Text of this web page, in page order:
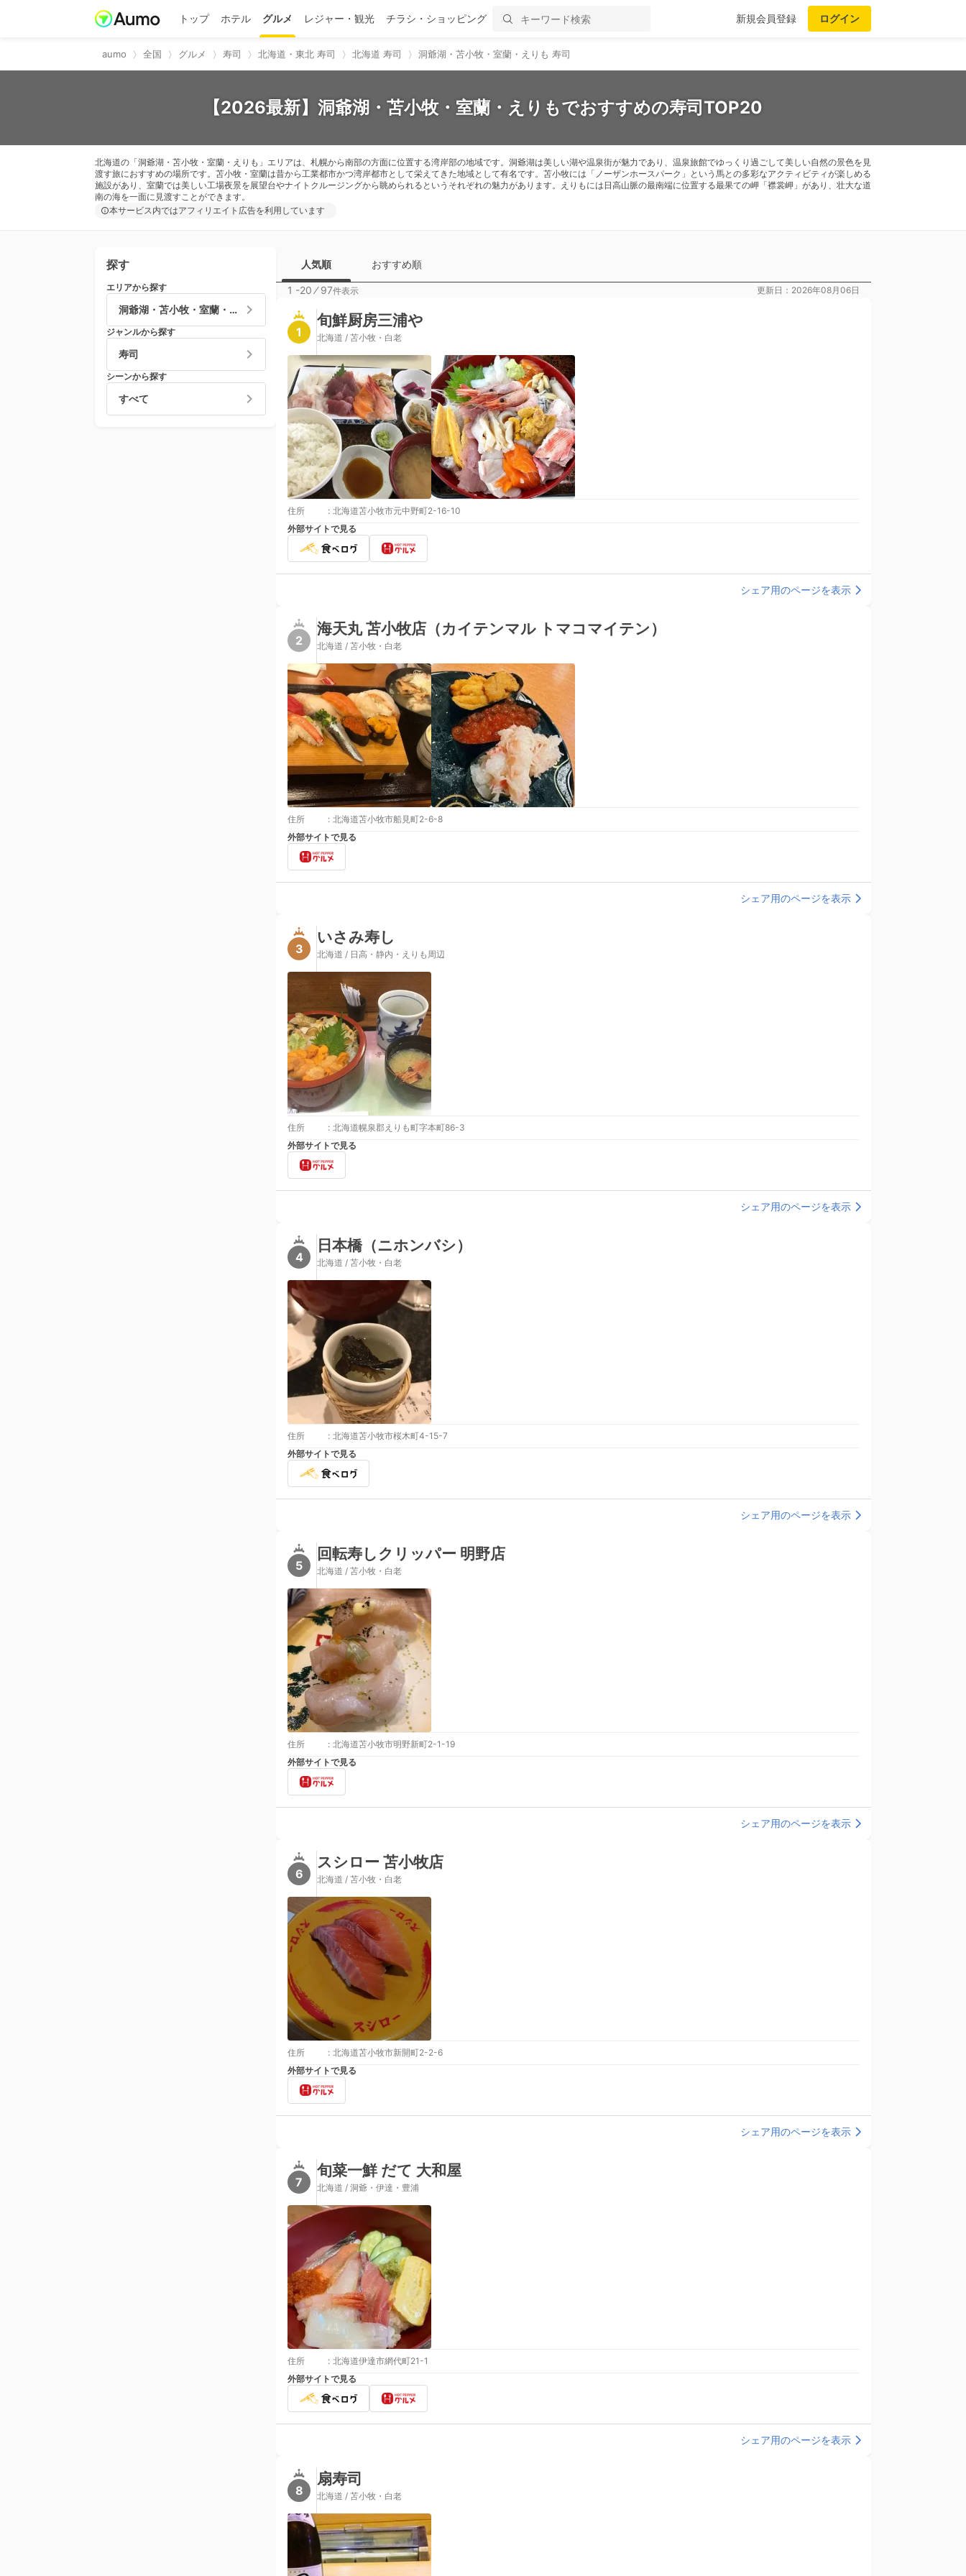
トップ ホテル グルメ レジャー・観光 チラシ・ショッピング 新規会員登録 ログイン
aumo 全国 グルメ 寿司 北海道・東北 寿司 北海道 寿司 洞爺湖・苫小牧・室蘭・えりも 寿司
【2026最新】洞爺湖・苫小牧・室蘭・えりもでおすすめの寿司TOP20
北海道の「洞爺湖・苫小牧・室蘭・えりも」エリアは、札幌から南部の方面に位置する湾岸部の地域です。洞爺湖は美しい湖や温泉街が魅力であり、温泉旅館でゆっくり過ごして美しい自然の景色を見
渡す旅におすすめの場所です。苫小牧・室蘭は昔から工業都市かつ湾岸都市として栄えてきた地域として有名です。苫小牧には「ノーザンホースパーク」という馬との多彩なアクティビティが楽しめる
施設があり、室蘭では美しい工場夜景を展望台やナイトクルージングから眺められるというそれぞれの魅力があります。えりもには日高山脈の最南端に位置する最果ての岬「襟裳岬」があり、壮大な道
南の海を一面に見渡すことができます。
本サービス内ではアフィリエイト広告を利用しています
探す
エリアから探す
洞爺湖・苫小牧・室蘭・えりも
ジャンルから探す
寿司
シーンから探す
すべて
人気順 おすすめ順
1 -20 ⁄97件表示 更新日：2026年08月06日
1
旬鮮厨房三浦や
北海道 / 苫小牧・白老
住所 : 北海道苫小牧市元中野町2-16-10
外部サイトで見る
シェア用のページを表示
2
海天丸 苫小牧店（カイテンマル トマコマイテン）
北海道 / 苫小牧・白老
住所 : 北海道苫小牧市船見町2-6-8
外部サイトで見る
シェア用のページを表示
3
いさみ寿し
北海道 / 日高・静内・えりも周辺
住所 : 北海道幌泉郡えりも町字本町86-3
外部サイトで見る
シェア用のページを表示
4
日本橋（ニホンバシ）
北海道 / 苫小牧・白老
住所 : 北海道苫小牧市桜木町4-15-7
外部サイトで見る
シェア用のページを表示
5
回転寿しクリッパー 明野店
北海道 / 苫小牧・白老
住所 : 北海道苫小牧市明野新町2-1-19
外部サイトで見る
シェア用のページを表示
6
スシロー 苫小牧店
北海道 / 苫小牧・白老
住所 : 北海道苫小牧市新開町2-2-6
外部サイトで見る
シェア用のページを表示
7
旬菜一鮮 だて 大和屋
北海道 / 洞爺・伊達・豊浦
住所 : 北海道伊達市網代町21-1
外部サイトで見る
シェア用のページを表示
8
扇寿司
北海道 / 苫小牧・白老